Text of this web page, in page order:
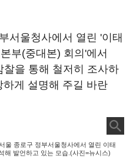
서울청사에서 열린 '이태
부(중대본) 회의'에서
을 통해 철저히 조사하
게 설명해 주길 바란
울 종로구 정부서울청사에서 열린 이태
해 발언하고 있는 모습.(사진=뉴시스)